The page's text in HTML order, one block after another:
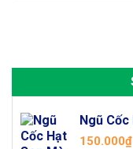
Ngũ
150.000₫